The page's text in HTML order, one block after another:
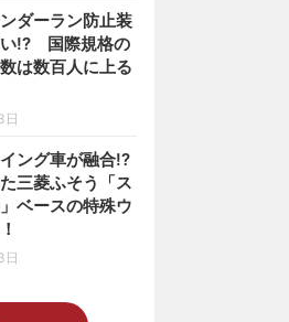
ダーラン防止装
い!? 国際規格の
は数百人に上る
日
ング車が融合!?
三菱ふそう「ス
ベースの特殊ウ
日